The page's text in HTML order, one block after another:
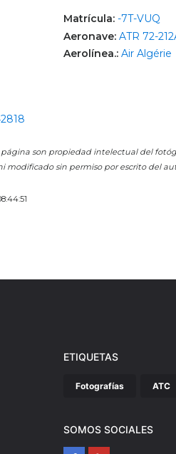
Matrícula: -7T-VUQ
Aeronave: ATR 72-
Aerolínea.: Air Algérie
página son propiedad intelectual del
sin permiso por escrito del
ETIQUETAS
Fotografías ATC
SOMOS SOCIALES